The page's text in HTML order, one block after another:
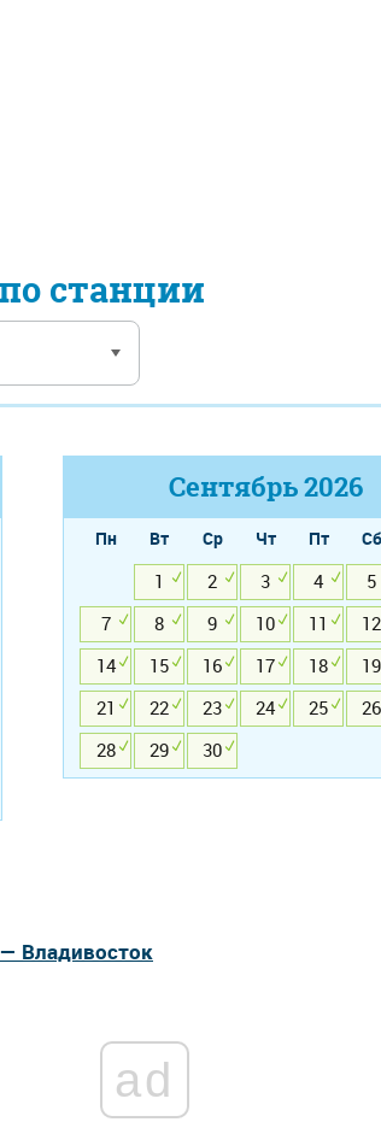
станции
Сентябрь2026
Пн Вт Ср Чт Пт Сб
1
2 3 4 5
7
8 9 10 11 12
14
15 16 17 18 19
21
22 23 24 25 26
28
29 30
Владивосток
ad